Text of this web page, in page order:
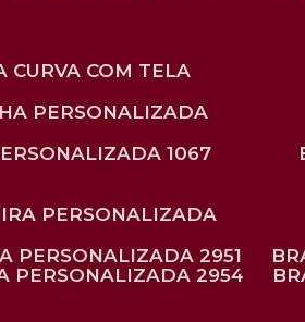
CURVA COM TELA
PERSONALIZADA
1067
PERSONALIZADA
PERSONALIZADA 2951
PERSONALIZADA 2954